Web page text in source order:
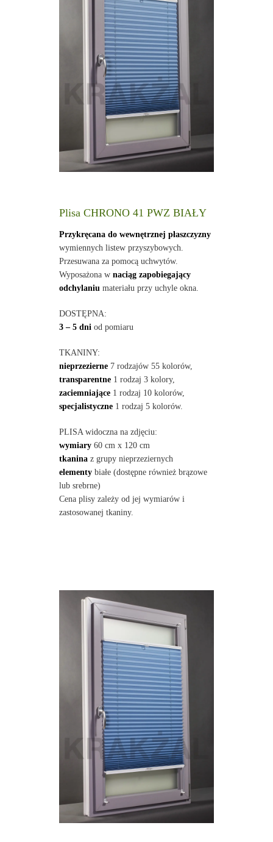
Plisa CHRONO 41 PWZ BIAŁY
Przykręcana do wewnętrznej płaszczyzny
wymiennych listew przyszybowych.
Przesuwana za pomocą uchwytów.
Wyposażona w naciąg zapobiegający
odchylaniumateriału przy uchyle okna.
DOSTĘPNA:
3 – 5 dniod pomiaru
TKANINY:
nieprzezierne7 rodzajów 55 kolorów,
transparentne1 rodzaj 3 kolory,
zaciemniające1 rodzaj 10 kolorów,
specjalistyczne1 rodzaj 5 kolorów.
PLISA widoczna na zdjęciu:
wymiary60 cm x 120 cm
tkaninaz grupy nieprzeziernych
elementybiałe (dostępne również brązowe
lub srebrne)
Cena plisy zależy od jej wymiarów i
zastosowanej tkaniny.